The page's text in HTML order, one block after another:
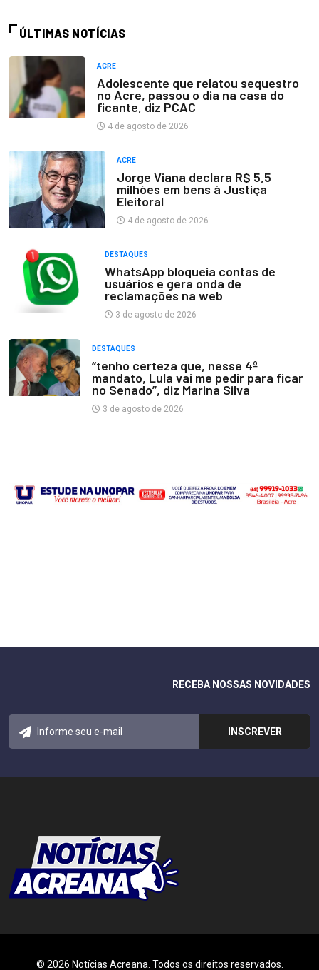
ÚLTIMAS NOTÍCIAS
ACRE
Adolescente que relatou sequestro
no Acre, passou o dia na casa do
ficante, diz PCAC
4 de agosto de 2026
ACRE
Jorge Viana declara R$ 5,5
milhões em bens à Justiça
Eleitoral
4 de agosto de 2026
DESTAQUES
WhatsApp bloqueia contas de
usuários e gera onda de
reclamações na web
3 de agosto de 2026
DESTAQUES
“tenho certeza que, nesse 4º
mandato, Lula vai me pedir para ficar
no Senado”, diz Marina Silva
3 de agosto de 2026
RECEBA NOSSAS NOVIDADES
© 2026 Notícias Acreana. Todos os direitos reservados.